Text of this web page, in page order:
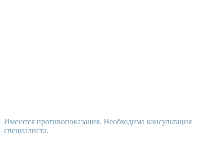
Имеются противопоказания. Необходима консультация
специалиста.